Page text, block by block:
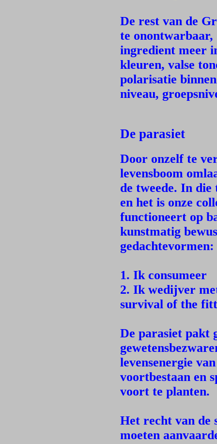
De rest van de
te onontwarbaar,
ingredient meer
kleuren, valse
polarisatie
niveau,
De parasiet
Door onzelf te
levensboom
de tweede. In die
en het is onze
functioneert op
kunstmatig
gedachtevormen:
1. Ik consumeer
2. Ik wedijver
survival of the
De parasiet pakt
levensenergie
voortbestaan en
voort te planten.
Het recht van de
moeten